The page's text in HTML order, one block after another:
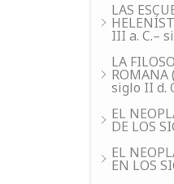
LAS
III a. C.–
LA
ROMANA
siglo II d.
EL
DE LOS
EL
EN LOS